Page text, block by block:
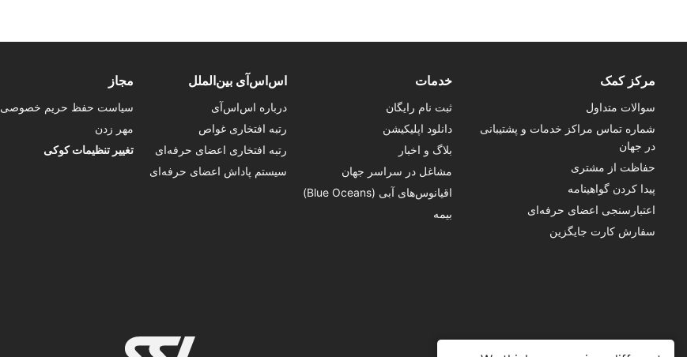
مرکز کمک
سوالات متداول
شماره تماس‌ مراکز خدمات و پشتیبانی
در جهان
حفاظت از مشتری
پیدا کردن گواهینامه
اعتبارسنجی اعضای حرفه‌ای
سفارش کارت جایگزین
خدمات
ثبت نام رایگان
دانلود اپلیکیشن
بلاگ و اخبار
مشاغل در سراسر جهان
اقیانوس‌های آبی (Blue Oceans)
بیمه
اس‌اس‌آی بین‌الملل
درباره اس‌اس‌آی
رتبه افتخاری غواص
رتبه افتخاری اعضای حرفه‌ای
سیستم پاداش اعضای حرفه‌ای
مجاز
سیاست حفظ حریم خصوصی
مهر زدن
تغییر تنظیمات کوکی